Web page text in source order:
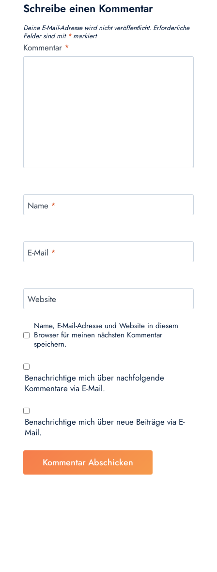
Schreibe einen Kommentar
Deine E-Mail-Adresse wird nicht veröffentlicht. Erforderliche
Felder sind mit *markiert
Kommentar *
Name *
E-Mail *
Website
Name, E-Mail-Adresse und Website in diesem
Browser für meinen nächsten Kommentar
speichern.
Benachrichtige mich über nachfolgende
Kommentare via E-Mail.
Benachrichtige mich über neue Beiträge via E-
Mail.